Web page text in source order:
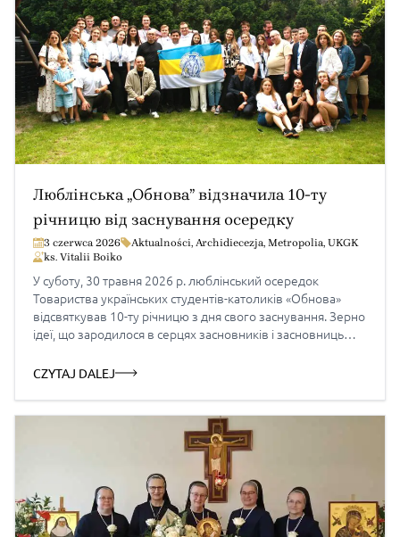
Люблінська „Обнова” відзначила 10-ту
річницю від заснування осередку
3 czerwca 2026 Aktualności, Archidiecezja, Metropolia, UKGK
ks. Vitalii Boiko
У суботу, 30 травня 2026 р. люблінський осередок
Товариства українських студентів-католиків «Обнова»
відсвяткував 10-ту річницю з дня свого заснування. Зерно
ідеї, що зародилося в серцях засновників і засновниць
об’єднало дійсних членів, симпатиків та сеньйорів
невід’ємною частиною життя багатьох […]
CZYTAJ DALEJ